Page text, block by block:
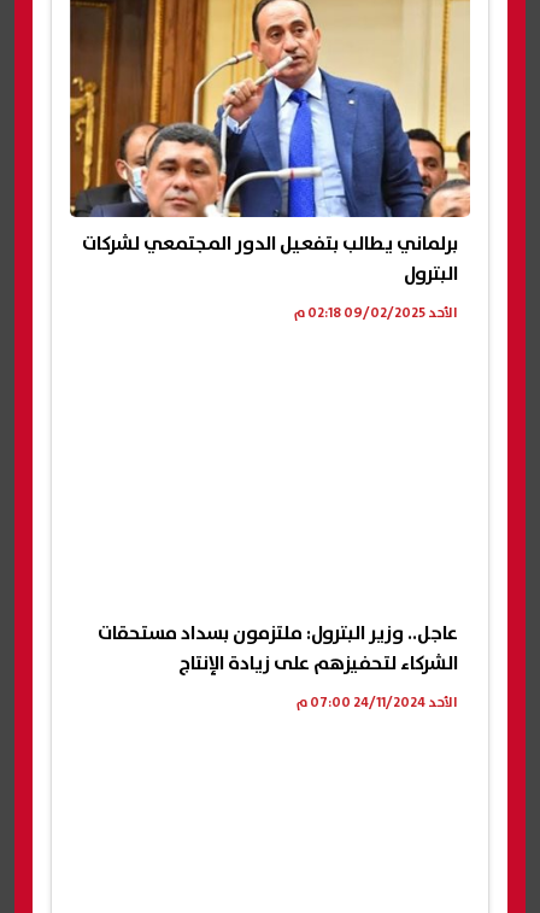
برلماني يطالب بتفعيل الدور المجتمعي لشركات
البترول
الأحد 09/02/2025 02:18 م
عاجل.. وزير البترول: ملتزمون بسداد مستحقات
الشركاء لتحفيزهم على زيادة الإنتاج
الأحد 24/11/2024 07:00 م